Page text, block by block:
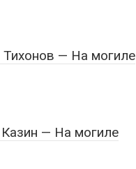
Тихонов — На могиле
— На могиле